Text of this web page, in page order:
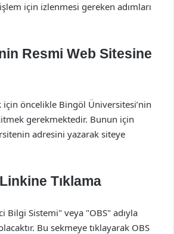
için izlenmesi gereken adımları
Resmi Web Sitesine
için öncelikle Bingöl Üniversitesi’nin
gerekmektedir. Bunun için
adresini yazarak siteye
Tıklama
Bilgi Sistemi" veya "OBS" adıyla
Bu sekmeye tıklayarak OBS